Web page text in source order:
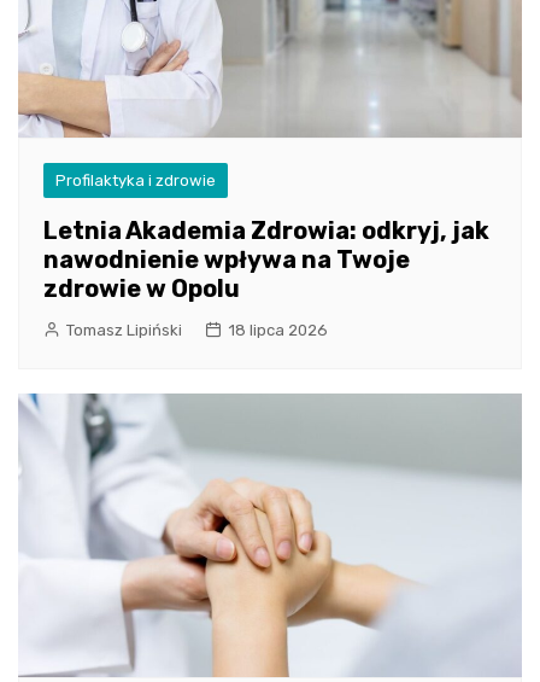
Profilaktyka i zdrowie
Letnia Akademia Zdrowia: odkryj, jak
nawodnienie wpływa na Twoje
zdrowie w Opolu
Tomasz Lipiński 18 lipca 2026